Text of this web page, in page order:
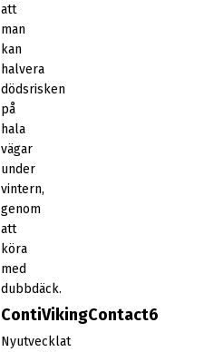
att
man
kan
halvera
dödsrisken
på
hala
vägar
under
vintern,
genom
att
köra
med
dubbdäck.
ContiVikingContact6
Nyutvecklat